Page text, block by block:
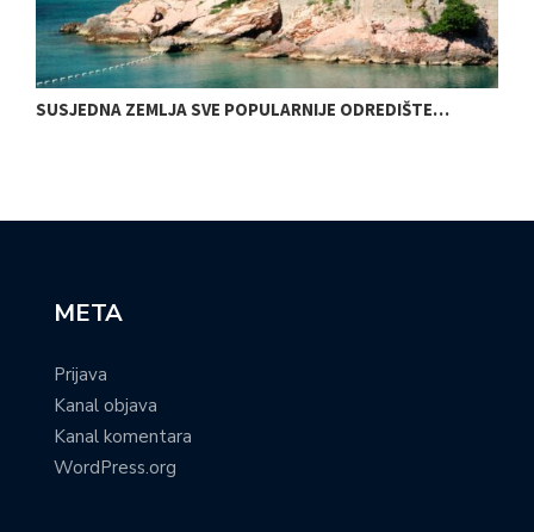
SUSJEDNA ZEMLJA SVE POPULARNIJE ODREDIŠTE…
META
Prijava
Kanal objava
Kanal komentara
WordPress.org